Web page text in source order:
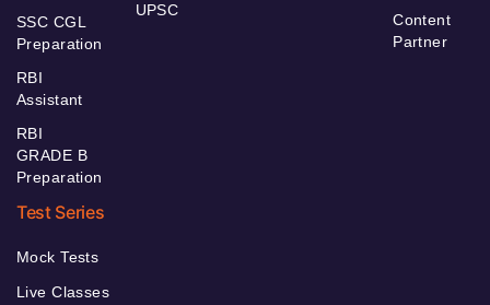
SSC CGL
Preparation
RBI
Assistant
RBI
GRADE B
Preparation
UPSC
Content
Partner
Test Series
Mock Tests
Live Classes